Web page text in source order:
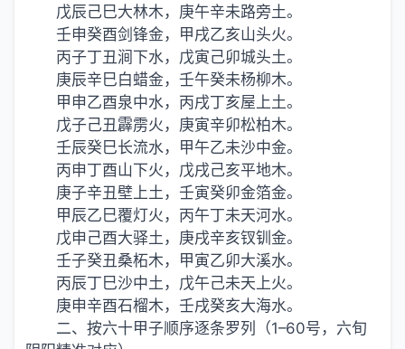
戊辰己巳大林木，庚午辛未路旁土。
壬申癸酉剑锋金，甲戌乙亥山头火。
丙子丁丑涧下水，戊寅己卯城头土。
庚辰辛巳白蜡金，壬午癸未杨柳木。
甲申乙酉泉中水，丙戌丁亥屋上土。
戊子己丑霹雳火，庚寅辛卯松柏木。
壬辰癸巳长流水，甲午乙未沙中金。
丙申丁酉山下火，戊戌己亥平地木。
庚子辛丑壁上土，壬寅癸卯金箔金。
甲辰乙巳覆灯火，丙午丁未天河水。
戊申己酉大驿土，庚戌辛亥钗钏金。
壬子癸丑桑柘木，甲寅乙卯大溪水。
丙辰丁巳沙中土，戊午己未天上火。
庚申辛酉石榴木，壬戌癸亥大海水。
二、按六十甲子顺序逐条罗列（1–60号，六旬